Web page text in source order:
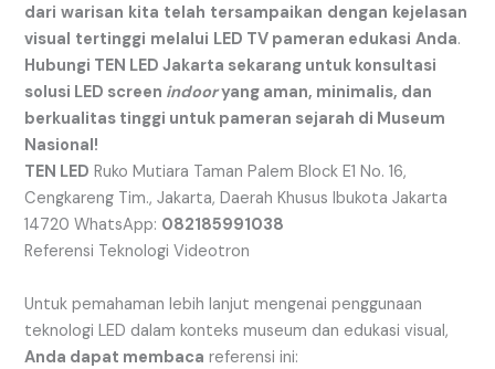
dari warisan kita telah tersampaikan dengan kejelasan
visual tertinggi melalui LED TV pameran edukasi Anda.
Hubungi TEN LED Jakarta sekarang untuk konsultasi
solusi LED screen indooryang aman, minimalis, dan
berkualitas tinggi untuk pameran sejarah di Museum
Nasional!
TEN LED Ruko Mutiara Taman Palem Block E1 No. 16,
Cengkareng Tim., Jakarta, Daerah Khusus Ibukota Jakarta
14720 WhatsApp: 082185991038
Referensi Teknologi Videotron
Untuk pemahaman lebih lanjut mengenai penggunaan
teknologi LED dalam konteks museum dan edukasi visual,
Anda dapat membaca referensi ini: